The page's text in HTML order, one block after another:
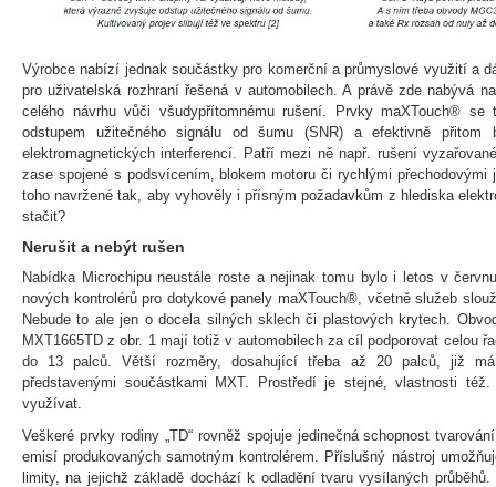
Výrobce nabízí jednak součástky pro komerční a průmyslové využití a
pro uživatelská rozhraní řešená v automobilech. A právě zde nabývá
celého návrhu vůči všudypřítomnému rušení. Prvky maXTouch® se
odstupem užitečného signálu od šumu (SNR) a efektivně přitom
elektromagnetických interferencí. Patří mezi ně např. rušení
zase spojené s podsvícením, blokem motoru či rychlými přechodovými
toho navržené tak, aby vyhověly i přísným požadavkům z hlediska
stačit?
Nerušit a nebýt rušen
Nabídka Microchipu neustále roste a nejinak tomu bylo i letos v
nových kontrolérů pro dotykové panely maXTouch®, včetně služeb
Nebude to ale jen o docela silných sklech či plastových krytech.
MXT1665TD z obr. 1 mají totiž v automobilech za cíl podporovat celou
do 13 palců. Větší rozměry, dosahující třeba až 20 palců, již
představenými součástkami MXT. Prostředí je stejné, vlastnosti
využívat.
Veškeré prvky rodiny „TD“ rovněž spojuje jedinečná schopnost
emisí produkovaných samotným kontrolérem. Příslušný nástroj
limity, na jejichž základě dochází k odladění tvaru vysílaných